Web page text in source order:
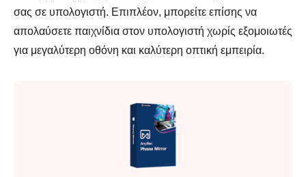
σας σε υπολογιστή. Επιπλέον, μπορείτε επίσης να
απολαύσετε παιχνίδια στον υπολογιστή χωρίς εξομοιωτές
για μεγαλύτερη οθόνη και καλύτερη οπτική εμπειρία.